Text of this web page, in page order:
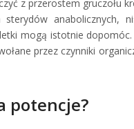
z przerostem gruczołu
anabolicznych,
mogą istotnie
przez czynniki
potencje?